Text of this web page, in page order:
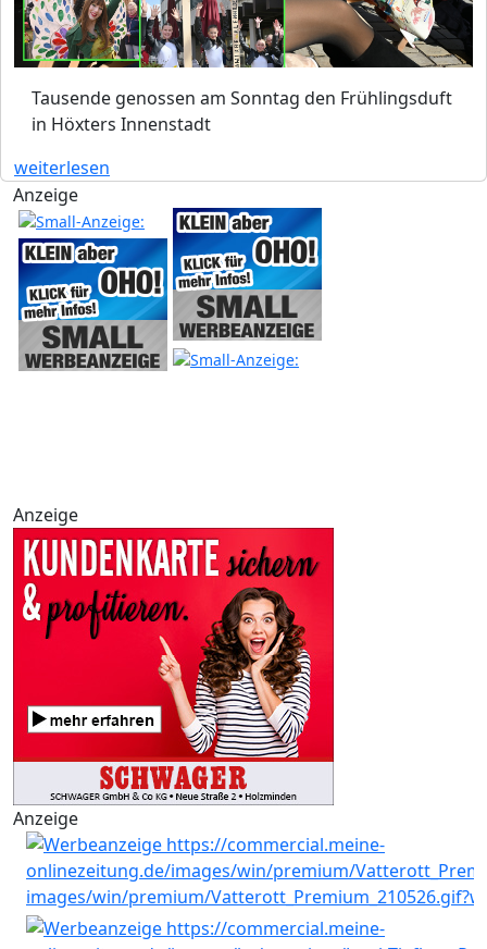
Tausende genossen am Sonntag den Frühlingsduft
in Höxters Innenstadt
weiterlesen
Anzeige
Anzeige
Anzeige